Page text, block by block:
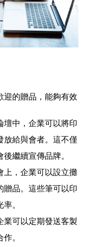
迎的贈品，能夠有效
壇中，企業可以將印
放給與會者。這不僅
繼續宣傳品牌。
上，企業可以設立攤
贈品。這些筆可以印
。
業可以定期發送客製
。